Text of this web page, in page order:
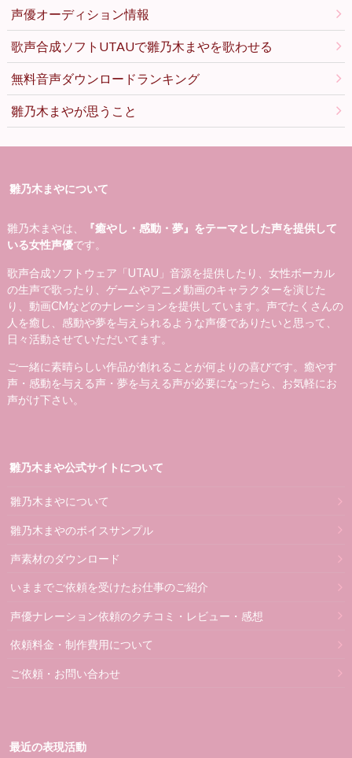
声優オーディション情報
歌声合成ソフトUTAUで雛乃木まやを歌わせる
無料音声ダウンロードランキング
雛乃木まやが思うこと
雛乃木まやについて
雛乃木まやは、
『癒やし・感動・夢』をテーマとした声を提供して
いる女性声優です。
歌声合成ソフトウェア「UTAU」音源を提供したり、女性ボーカル
の生声で歌ったり、ゲームやアニメ動画のキャラクターを演じた
り、動画CMなどのナレーションを提供しています。声でたくさんの
人を癒し、感動や夢を与えられるような声優でありたいと思って、
日々活動させていただいてます。
ご一緒に素晴らしい作品が創れることが何よりの喜びです。癒やす
声・感動を与える声・夢を与える声が必要になったら、お気軽にお
声がけ下さい。
雛乃木まや公式サイトについて
雛乃木まやについて
雛乃木まやのボイスサンプル
声素材のダウンロード
いままでご依頼を受けたお仕事のご紹介
声優ナレーション依頼のクチコミ・レビュー・感想
依頼料金・制作費用について
ご依頼・お問い合わせ
最近の表現活動